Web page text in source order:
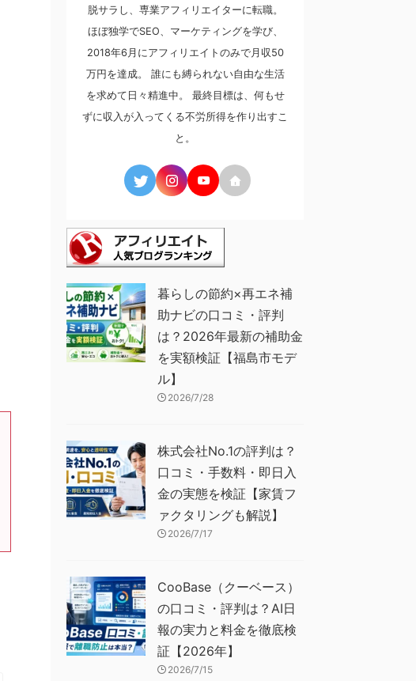
脱サラし、専業アフィリエイターに転職。
ほぼ独学でSEO、マーケティングを学び、
2018年6月にアフィリエイトのみで月収50
万円を達成。 誰にも縛られない自由な生活
を求めて日々精進中。 最終目標は、何もせ
ずに収入が入ってくる不労所得を作り出すこ
と。
暮らしの節約×再エネ補
助ナビの口コミ・評判
は？2026年最新の補助金
を実額検証【福島市モデ
ル】
2026/7/28
株式会社No.1の評判は？
口コミ・手数料・即日入
金の実態を検証【家賃フ
ァクタリングも解説】
2026/7/17
CooBase（クーベース）
の口コミ・評判は？AI日
報の実力と料金を徹底検
証【2026年】
2026/7/15